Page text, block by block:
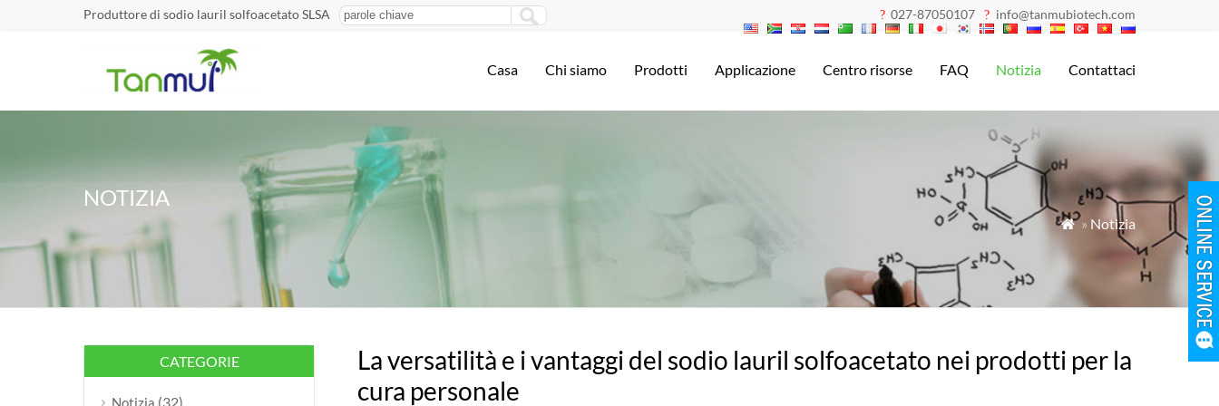
Produttore di sodio lauril solfoacetato SLSA ? 027-87050107 ? info@tanmubiotech.com
Casa Chi siamo Prodotti Applicazione Centro risorse FAQ Notizia Contattaci
NOTIZIA
 » Notizia
La versatilità e i vantaggi del sodio lauril solfoacetato nei prodotti per la
cura personale
CATEGORIE
Notizia (32)